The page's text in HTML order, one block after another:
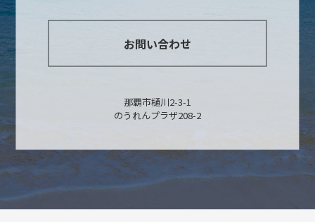
お問い合わせ
那覇市樋川2-3-1
のうれんプラザ208-2